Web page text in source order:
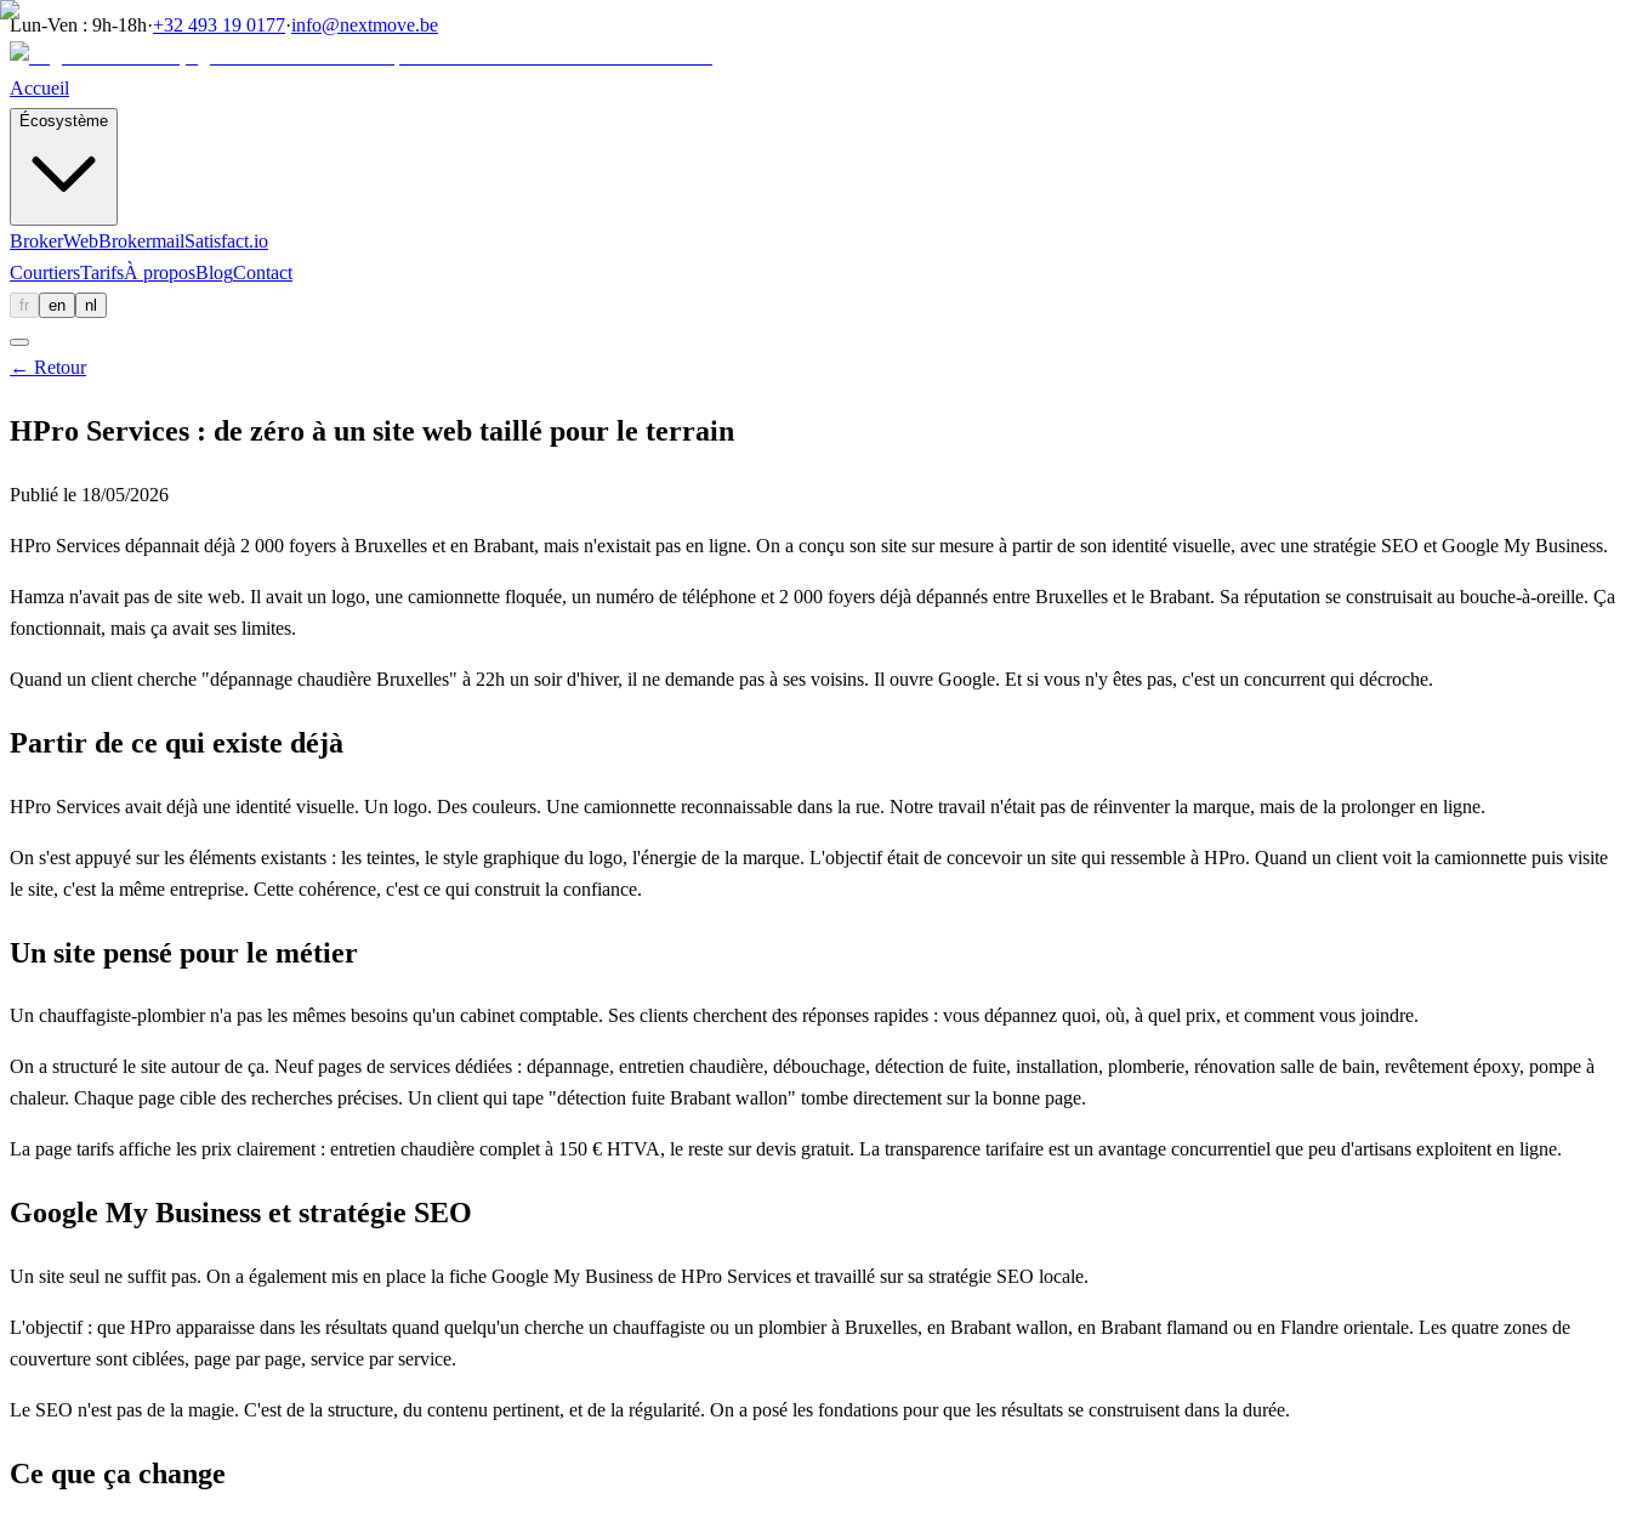
Lun-Ven : 9h-18h·+32 493 19 0177·info@nextmove.be
Accueil
Écosystème
BrokerWebBrokermailSatisfact.io
CourtiersTarifsÀ proposBlogContact
fr en nl
← Retour
HPro Services : de zéro à un site web taillé pour le terrain
Publié le 18/05/2026
HPro Services dépannait déjà 2 000 foyers à Bruxelles et en Brabant, mais n'existait pas en ligne. On a conçu son site sur mesure à partir de son identité visuelle, avec une stratégie SEO et Google My Business.
Hamza n'avait pas de site web. Il avait un logo, une camionnette floquée, un numéro de téléphone et 2 000 foyers déjà dépannés entre Bruxelles et le Brabant. Sa réputation se construisait au bouche-à-oreille. Ça
fonctionnait, mais ça avait ses limites.
Quand un client cherche "dépannage chaudière Bruxelles" à 22h un soir d'hiver, il ne demande pas à ses voisins. Il ouvre Google. Et si vous n'y êtes pas, c'est un concurrent qui décroche.
Partir de ce qui existe déjà
HPro Services avait déjà une identité visuelle. Un logo. Des couleurs. Une camionnette reconnaissable dans la rue. Notre travail n'était pas de réinventer la marque, mais de la prolonger en ligne.
On s'est appuyé sur les éléments existants : les teintes, le style graphique du logo, l'énergie de la marque. L'objectif était de concevoir un site qui ressemble à HPro. Quand un client voit la camionnette puis visite
le site, c'est la même entreprise. Cette cohérence, c'est ce qui construit la confiance.
Un site pensé pour le métier
Un chauffagiste-plombier n'a pas les mêmes besoins qu'un cabinet comptable. Ses clients cherchent des réponses rapides : vous dépannez quoi, où, à quel prix, et comment vous joindre.
On a structuré le site autour de ça. Neuf pages de services dédiées : dépannage, entretien chaudière, débouchage, détection de fuite, installation, plomberie, rénovation salle de bain, revêtement époxy, pompe à
chaleur. Chaque page cible des recherches précises. Un client qui tape "détection fuite Brabant wallon" tombe directement sur la bonne page.
La page tarifs affiche les prix clairement : entretien chaudière complet à 150 € HTVA, le reste sur devis gratuit. La transparence tarifaire est un avantage concurrentiel que peu d'artisans exploitent en ligne.
Google My Business et stratégie SEO
Un site seul ne suffit pas. On a également mis en place la fiche Google My Business de HPro Services et travaillé sur sa stratégie SEO locale.
L'objectif : que HPro apparaisse dans les résultats quand quelqu'un cherche un chauffagiste ou un plombier à Bruxelles, en Brabant wallon, en Brabant flamand ou en Flandre orientale. Les quatre zones de
couverture sont ciblées, page par page, service par service.
Le SEO n'est pas de la magie. C'est de la structure, du contenu pertinent, et de la régularité. On a posé les fondations pour que les résultats se construisent dans la durée.
Ce que ça change